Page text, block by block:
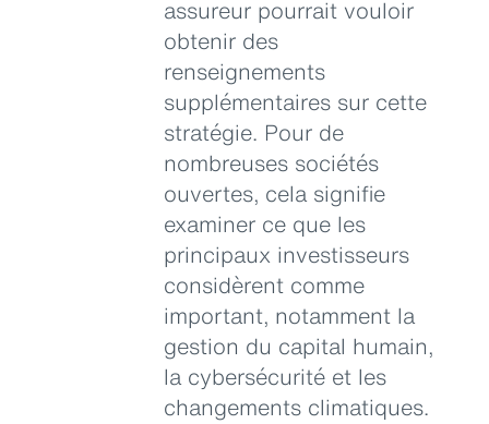
assureur pourrait vouloir
obtenir des
renseignements
supplémentaires sur cette
stratégie. Pour de
nombreuses sociétés
ouvertes, cela signifie
examiner ce que les
principaux investisseurs
considèrent comme
important, notamment la
gestion du capital humain,
la cybersécurité et les
changements climatiques.